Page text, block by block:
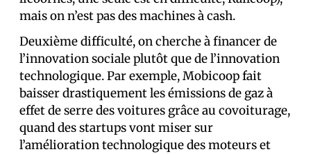
mais on n’est pas des machines à cash.
Deuxième difficulté, on cherche à financer de
l’innovation sociale plutôt que de l’innovation
technologique. Par exemple, Mobicoop fait
baisser drastiquement les émissions de gaz à
effet de serre des voitures grâce au covoiturage,
quand des startups vont miser sur
l’amélioration technologique des moteurs et